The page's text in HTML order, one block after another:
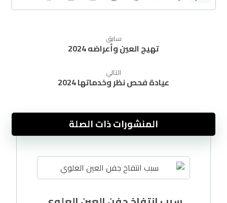
سابق
تهيج العين وأعراضه 2024
التالي
عيادة فحص نظر وخدماتها 2024
المنشورات ذات الصلة